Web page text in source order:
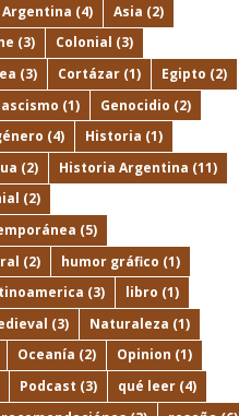
Argentina (4) Asia (2)
(3) Colonial (3)
(3) Cortázar (1) Egipto (2)
(1) Genocidio (2)
(4) Historia (1)
(2) Historia Argentina (11)
(2)
(5)
(2) humor gráfico (1)
(3) libro (1)
(3) Naturaleza (1)
Oceanía (2) Opinion (1)
Podcast (3) qué leer (4)